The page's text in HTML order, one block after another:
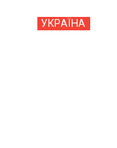
УКРАЇНА